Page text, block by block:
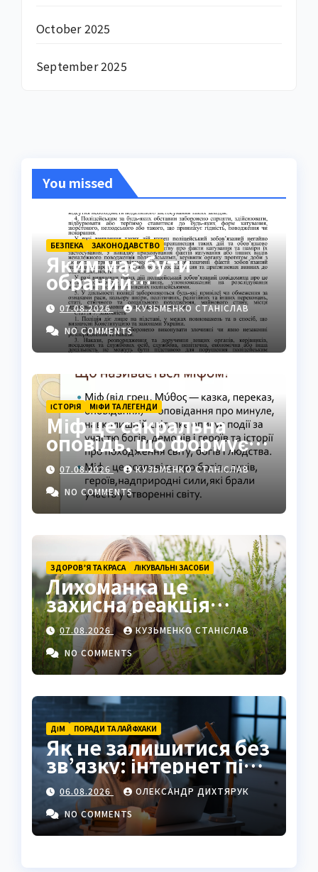
October 2025
September 2025
You missed
БЕЗПЕКА ЗАКОНОДАВСТВО
Яким має бути
обраний
поліцейський захід:
ключові вимоги
закону
07.08.2026
КУЗЬМЕНКО СТАНІСЛАВ
NO COMMENTS
ІСТОРІЯ МІФИ ТА ЛЕГЕНДИ
Міф це сакральна
оповідь, що формує
світогляд народів
07.08.2026
КУЗЬМЕНКО СТАНІСЛАВ
NO COMMENTS
ЗДОРОВ’Я ТА КРАСА ЛІКУВАЛЬНІ ЗАСОБИ
Лихоманка це
захисна реакція
організму на
інфекцію
07.08.2026
КУЗЬМЕНКО СТАНІСЛАВ
NO COMMENTS
ДІМ ПОРАДИ ТА ЛАЙФХАКИ
Як не залишитися без
зв’язку: інтернет під
час відключень світла
06.08.2026
ОЛЕКСАНДР ДИХТЯРУК
NO COMMENTS